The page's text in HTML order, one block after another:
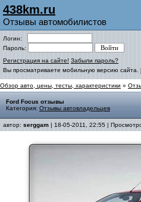
438km.ru
Отзывы автомобилистов
Логин:
Пароль:
Регистрация на сайте! Забыли пароль?
Вы просматриваете мобильную версию сайта.
Обзор авто, цены, тесты, характеристики »
Ford Focus отзывы
Категория: Отзывы автовладельцев
автор: serggam | 18-05-2011, 22:55 |